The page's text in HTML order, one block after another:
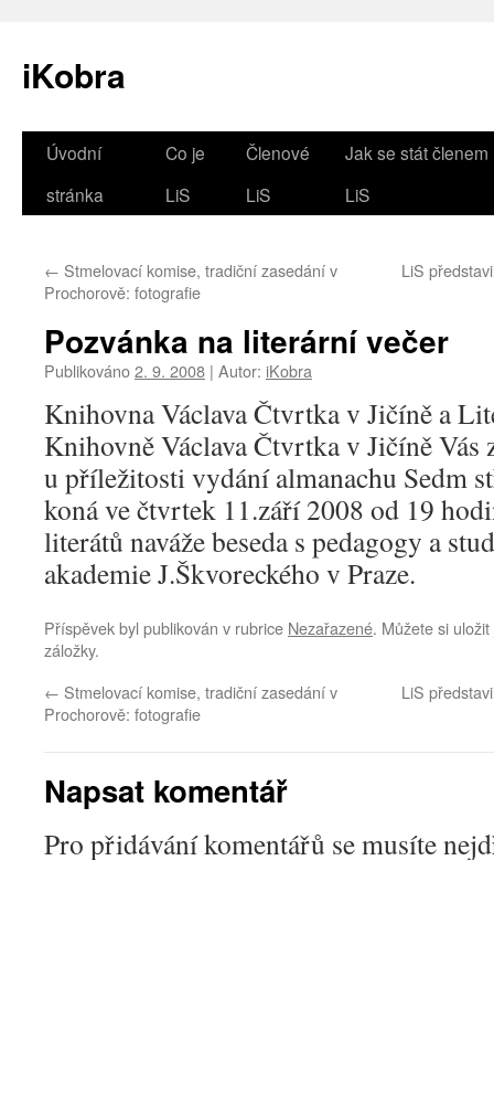
iKobra
Přejít
webu
Úvodní
stránka
Co je
LiS
Členové
LiS
Jak se stát členem
LiS
← Stmelovací komise, tradiční zasedání v
Prochorově: fotografie
LiS
Pozvánka na literární večer
Publikováno2. 9. 2008 | Autor: iKobra
Knihovna Václava Čtvrtka v Jičíně a
Knihovně Václava Čtvrtka v Jičíně Vás
u příležitosti vydání almanachu Sedm
koná ve čtvrtek 11.září 2008 od 19
literátů naváže beseda s pedagogy a
akademie J.Škvoreckého v Praze.
Příspěvek byl publikován v rubrice Nezařazené. Můžete si
záložky.
← Stmelovací komise, tradiční zasedání v
Prochorově: fotografie
LiS
Napsat komentář
Pro přidávání komentářů se musíte